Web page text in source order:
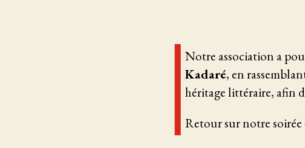
Notre association a
Kadaré, en
héritage littéraire, afin
Retour sur notre